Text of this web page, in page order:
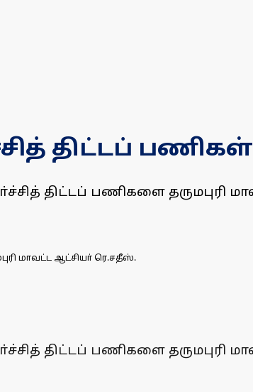
திட்டப் பணிகள்
திட்டப் பணிகளை தருமபுரி
மாவட்ட ஆட்சியா் ரெ.சதீஸ்.
திட்டப் பணிகளை தருமபுரி